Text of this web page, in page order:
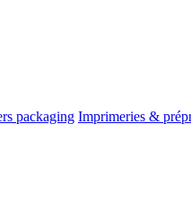
packaging Imprimeries &